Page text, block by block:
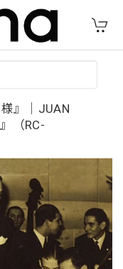
』｜JUAN
（RC-